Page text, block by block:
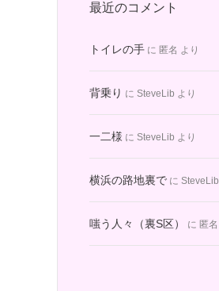
イ
最近のコメント
トイレの手 に 匿名 より
背乗り に SteveLib より
一二様 に SteveLib より
横浜の路地裏で に SteveLib
嗤う人々（裏S区） に 匿名